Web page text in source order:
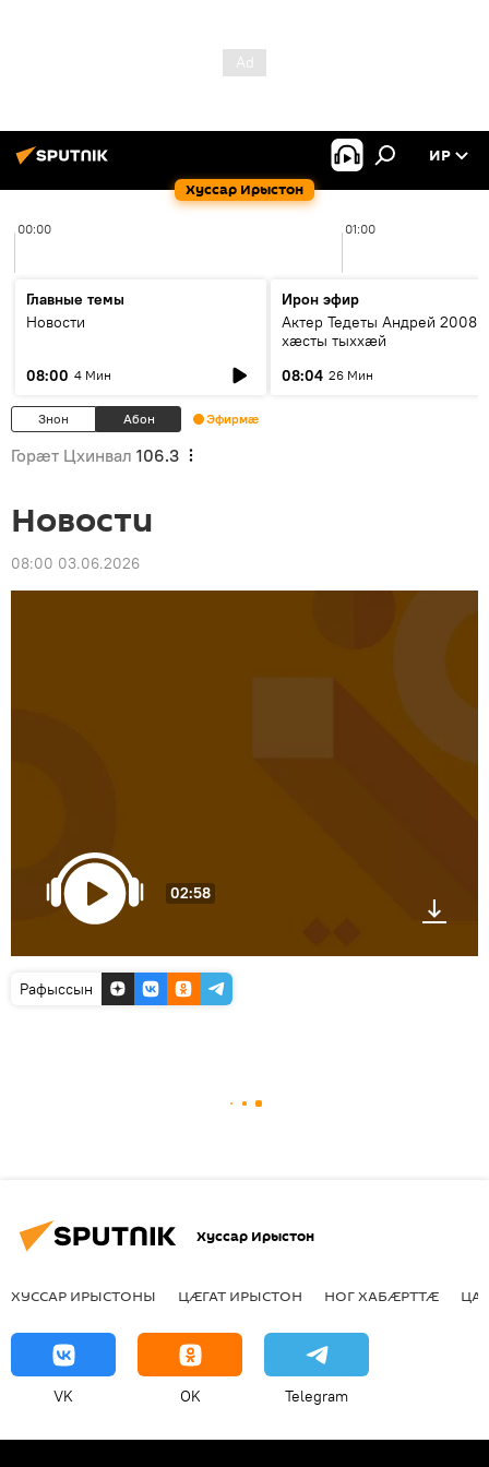
Хуссар Ирыстон
ИР
00:00 01:00
Главные темы
Новости
08:00 4 Мин
Ирон эфир
Актер Тедеты Андрей 2008
хæсты тыххæй
08:04 26 Мин
Знон Абон Эфирмæ
Горӕт Цхинвал 106.3
Новости
08:00 03.06.2026
02:58
Рафыссын
Хуссар Ирыстон
ХУССАР ИРЫСТОНЫ ЦӔГАТ ИРЫСТОН НОГ ХАБӔРТТӔ
VK OK Telegram